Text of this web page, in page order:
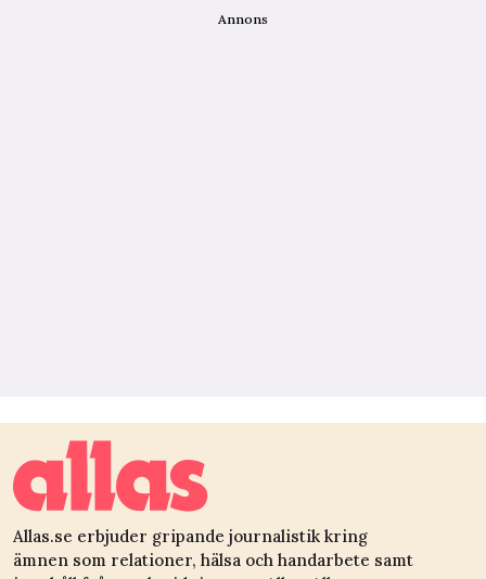
Annons
Allas.se erbjuder gripande journalistik kring
ämnen som relationer, hälsa och handarbete samt